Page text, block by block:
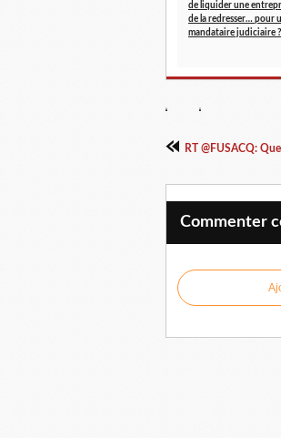
de liquider une
de la redresser… pour
mandataire judiciaire ?
RT @FUSACQ:
Commenter